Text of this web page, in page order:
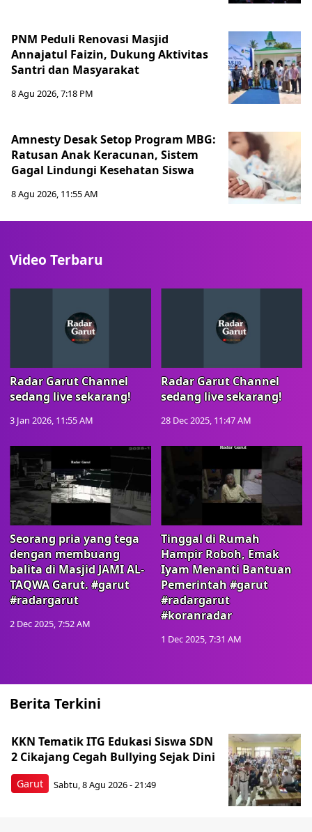
PNM Peduli Renovasi Masjid
Annajatul Faizin, Dukung Aktivitas
Santri dan Masyarakat
8 Agu 2026, 7:18 PM
Amnesty Desak Setop Program MBG:
Ratusan Anak Keracunan, Sistem
Gagal Lindungi Kesehatan Siswa
8 Agu 2026, 11:55 AM
Video Terbaru
Radar Garut Channel
sedang live sekarang!
3 Jan 2026, 11:55 AM
Radar Garut Channel
sedang live sekarang!
28 Dec 2025, 11:47 AM
Seorang pria yang tega
dengan membuang
balita di Masjid JAMI AL-
TAQWA Garut. #garut
#radargarut
2 Dec 2025, 7:52 AM
Tinggal di Rumah
Hampir Roboh, Emak
Iyam Menanti Bantuan
Pemerintah #garut
#radargarut
#koranradar
1 Dec 2025, 7:31 AM
Berita Terkini
Garut
KKN Tematik ITG Edukasi Siswa SDN
2 Cikajang Cegah Bullying Sejak Dini
Sabtu, 8 Agu 2026 - 21:49